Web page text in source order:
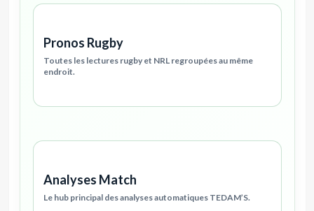
Pronos Rugby
Toutes les lectures rugby et NRL regroupées au même
endroit.
Analyses Match
Le hub principal des analyses automatiques TEDAM’S.